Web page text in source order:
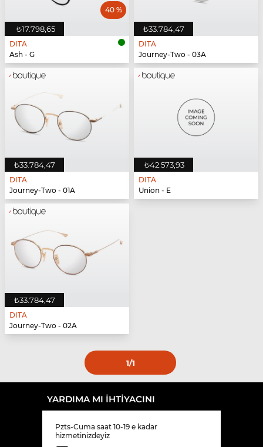
₺17.798,65
40 %
DITA
Ash - G
₺33.784,47
DITA
Journey-Two - 03A
₺33.784,47
DITA
Journey-Two - 01A
₺42.573,93
DITA
Union - E
₺33.784,47
DITA
Journey-Two - 02A
1/1
YARDIMA MI IHTIYACINI
Pzts-Cuma saat 10-19 e kadar
hizmetinizdeyiz